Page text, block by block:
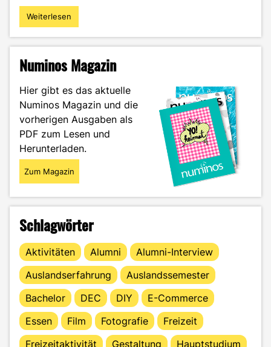
"Lichtblick
im
Darauf
du
achten"
Weiterlesen
Numinos Magazin
Hier gibt es das aktuelle
Numinos Magazin und die
vorherigen Ausgaben als
PDF zum Lesen und
Herunterladen.
Zum Magazin
Schlagwörter
Aktivitäten Alumni
Alumni-Interview
Auslandserfahrung
Auslandssemester
Bachelor
DEC DIY
E-Commerce
Essen
Film Fotografie
Freizeit
Freizeitaktivität
Gestaltung
Hauptstudium